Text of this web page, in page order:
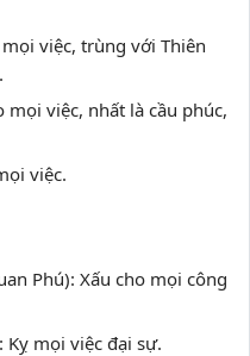
việc, trùng với Thiên
mọi việc, nhất là cầu phúc,
việc.
Phú): Xấu cho mọi công
Kỵ mọi việc đại sự.